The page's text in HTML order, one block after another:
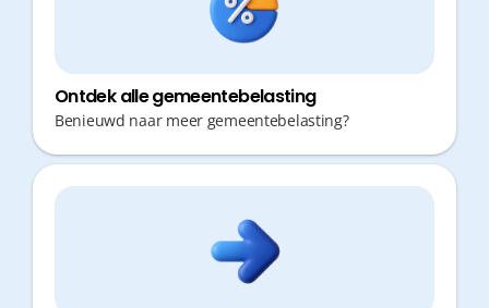
Ontdek alle gemeentebelasting
Benieuwd naar meer gemeentebelasting?